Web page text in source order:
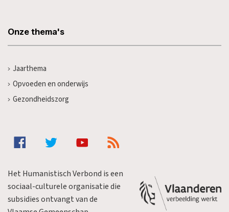
Onze thema's
Jaarthema
Opvoeden en onderwijs
Gezondheidszorg
Het Humanistisch Verbond is een
sociaal-culturele organisatie die
subsidies ontvangt van de